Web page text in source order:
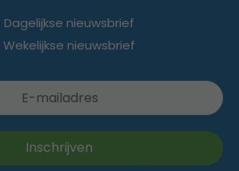
Dagelijkse nieuwsbrief
Wekelijkse nieuwsbrief